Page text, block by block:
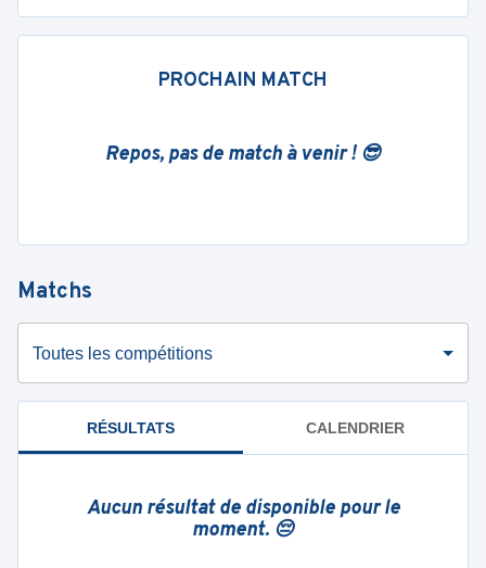
PROCHAIN MATCH
Repos, pas de match à venir ! 😎
Matchs
Toutes les compétitions
RÉSULTATS CALENDRIER
Aucun résultat de disponible pour le
moment. 😔